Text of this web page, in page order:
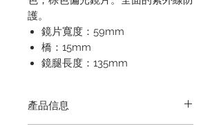
護。
鏡片寬度：59mm
橋：15mm
鏡腿長度：135mm
產品信息